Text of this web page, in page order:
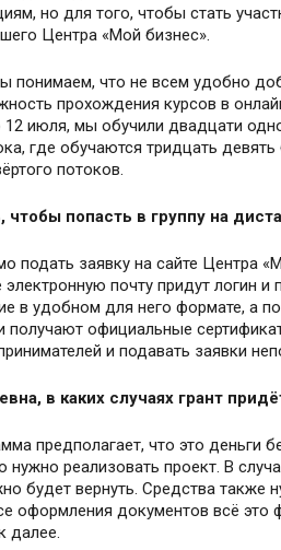
но для того, чтобы стать
Центра «Мой бизнес».
понимаем, что не всем удобно
прохождения курсов в
июля, мы обучили двадцати
где обучаются тридцать
потоков.
попасть в группу на
подать заявку на сайте Центра
почту придут логин
в удобном для него формате, а
официальные
и подавать заявки
в каких случаях грант
предполагает, что это деньги
нужно реализовать проект. В
будет вернуть. Средства также
оформления документов всё это
далее.